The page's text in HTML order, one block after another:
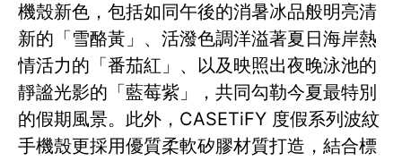
機殼新色，包括如同午後的消暑冰品般明亮清
新的「雪酪黃」、活潑色調洋溢著夏日海岸熱
情活力的「番茄紅」、以及映照出夜晚泳池的
靜謐光影的「藍莓紫」，共同勾勒今夏最特別
的假期風景。此外，CASETiFY 度假系列波紋
手機殼更採用優質柔軟矽膠材質打造，結合標